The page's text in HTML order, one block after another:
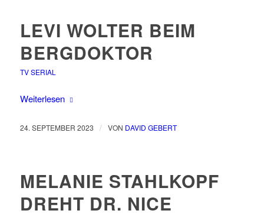
LEVI WOLTER BEIM
BERGDOKTOR
TV SERIAL
Weiterlesen
24. SEPTEMBER 2023 / VON DAVID GEBERT
MELANIE STAHLKOPF
DREHT DR. NICE